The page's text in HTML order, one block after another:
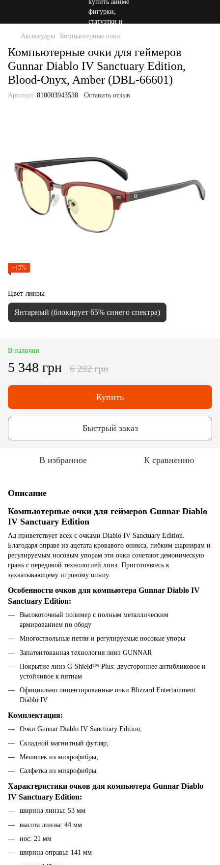
Аксессуары Компьютерные очки
Компьютерные очки для геймеров
Gunnar Diablo IV Sanctuary Edition,
Blood-Onyx, Amber (DBL-66601)
Артикул: 810003943538 Оставить отзыв
−15%
Цвет линзы
Янтарный (блокирует 65% синего спектра)
В наличии
5 348 грн 6 292 грн
Купить
Быстрый заказ
В избранное К сравнению
Описание
Компьютерные очки для геймеров Gunnar Diablo
IV Sanctuary Edition
Ад приветствует всех с очками Diablo IV Sanctuary Edition.
Благодаря оправе из ацетата кровавого оникса, гибким шарнирам и
регулируемым носовым упорам эти очки сочетают демоническую
грань с передовой технологией линз. Приготовьтесь к
захватывающему игровому опыту.
Особенности очков для компьютера Gunnar Diablo IV
Sanctuary Edition:
Высокоточный полимер с полным металлическим
армированием по ободу
Многоствольные петли и регулируемые носовые упоры
Запатентованная технология линз GUNNAR
Покрытие линз G-Shield™ Plus: двустороннее антибликовое и
устойчивое к пятнам
Официально лицензированные очки Blizzard Entertainment
Diablo IV
Комплектация:
Очки Gunnar Diablo IV Sanctuary Edition;
Складной магнитный футляр;
Мешочек из микрофибры;
Салфетка из микрофибры.
Характеристики очков для компьютера Gunnar Diablo
IV Sanctuary Edition:
ширина линзы: 53 мм
высота линзы: 44 мм
нос: 21 мм
ширина оправы: 141 мм